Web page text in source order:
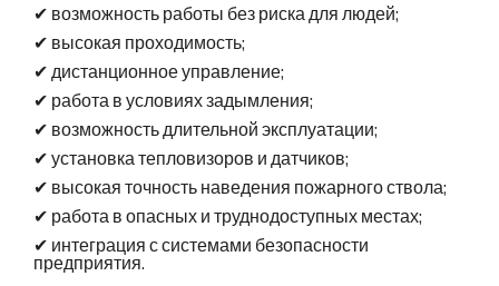
✔ возможность работы без риска для людей;
✔ высокая проходимость;
✔ дистанционное управление;
✔ работа в условиях задымления;
✔ возможность длительной эксплуатации;
✔ установка тепловизоров и датчиков;
✔ высокая точность наведения пожарного ствола;
✔ работа в опасных и труднодоступных местах;
✔ интеграция с системами безопасности
предприятия.